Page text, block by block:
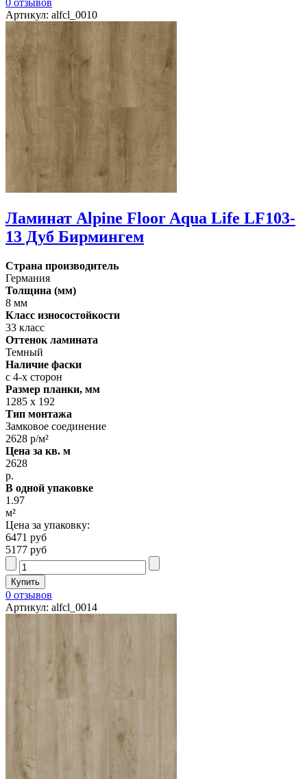
Артикул: alfcl_0010
Ламинат Alpine Floor Aqua Life LF103-
13 Дуб Бирмингем
Страна производитель
Германия
Толщина (мм)
8 мм
Класс износостойкости
33 класс
Оттенок ламината
Темный
Наличие фаски
с 4-х сторон
Размер планки, мм
1285 х 192
Тип монтажа
Замковое соединение
2628 р/м²
Цена за кв. м
2628
р.
В одной упаковке
1.97
м²
Цена за упаковку:
6471 руб
5177 руб
0 отзывов
Артикул: alfcl_0014